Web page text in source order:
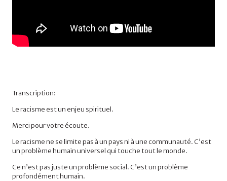
Transcription:
Le racisme est un enjeu spirituel.
Merci pour votre écoute.
Le racisme ne se limite pas à un pays ni à une communauté. C’est
un problème humain universel qui touche tout le monde.
Ce n’est pas juste un problème social. C’est un problème
profondément humain.